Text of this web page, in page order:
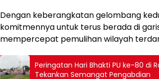
Dengan keberangkatan gelombang
komitmennya untuk terus berada di
mempercepat pemulihan wilayah
Peringatan Hari Bhakti PU ke-80 di
Tekankan Semangat Pengabdian